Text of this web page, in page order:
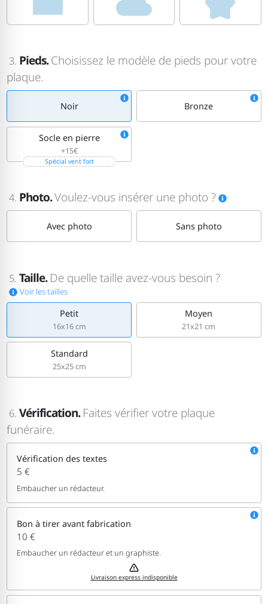
3. Pieds.Choisissez le modèle de pieds pour votre
plaque.
Noir Bronze
Socle en pierre
+15€
Spécial vent fort
4. Photo.Voulez-vous insérer une photo ?
Avec photo Sans photo
5. Taille. De quelle taille avez-vous besoin ?
Voir les tailles
Petit
16x16 cm
Moyen
21x21 cm
Standard
25x25 cm
6. Vérification. Faites vérifier votre plaque
funéraire.
Vérification des textes
5 €
Embaucher un rédacteur.
Bon à tirer avant fabrication
10 €
Embaucher un rédacteur et un graphiste.
Livraison express indisponible